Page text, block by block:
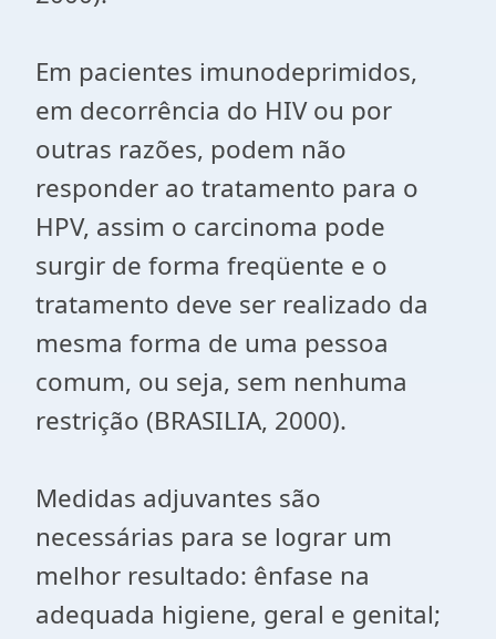
Em pacientes imunodeprimidos,
em decorrência do HIV ou por
outras razões, podem não
responder ao tratamento para o
HPV, assim o carcinoma pode
surgir de forma freqüente e o
tratamento deve ser realizado da
mesma forma de uma pessoa
comum, ou seja, sem nenhuma
restrição (BRASILIA, 2000).
Medidas adjuvantes são
necessárias para se lograr um
melhor resultado: ênfase na
adequada higiene, geral e genital;